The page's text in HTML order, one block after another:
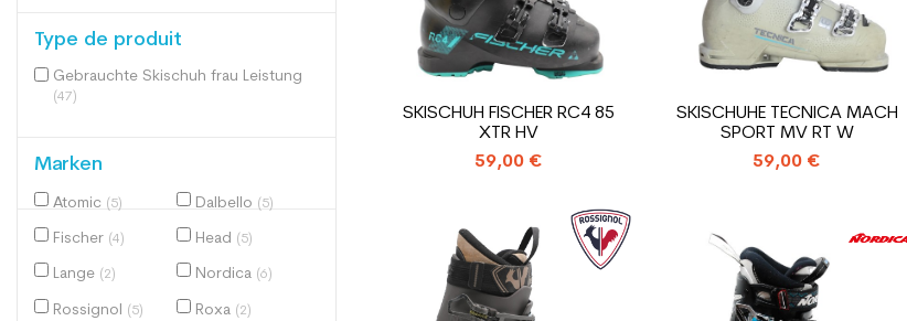
Type de produit
Gebrauchte Skischuh frau Leistung
(47)
Marken
Atomic (5) Dalbello (5)
Fischer (4) Head (5)
Lange (2) Nordica (6)
Rossignol (5) Roxa (2)
SKISCHUH FISCHER RC4 85
XTR HV
59,00 €
SKISCHUHE TECNICA MACH
SPORT MV RT W
59,00 €